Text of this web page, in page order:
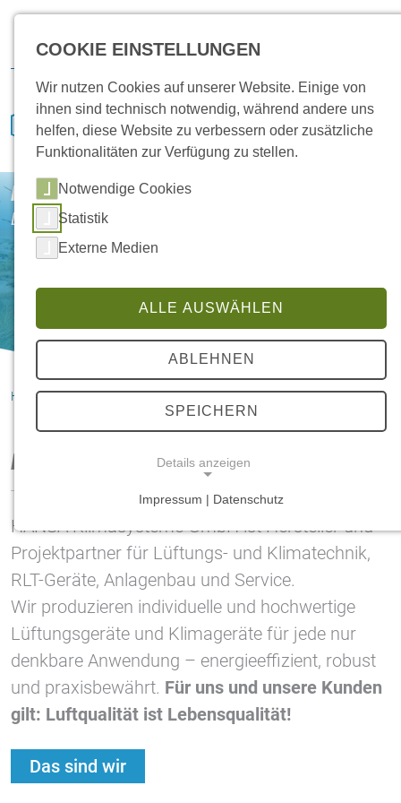
Downloads
HANSA Klimasysteme
Damit das Klima stimmt
HANSA Klimasysteme im Saterland
HANSA Klimasysteme im Saterland
HANSA Klimasysteme GmbH ist Hersteller und
Projektpartner für Lüftungs- und Klimatechnik,
RLT-Geräte, Anlagenbau und Service.
Wir produzieren individuelle und hochwertige
Lüftungsgeräte und Klimageräte für jede nur
denkbare Anwendung – energieeffizient, robust
und praxisbewährt. Für uns und unsere Kunden
gilt: Luftqualität ist Lebensqualität!
Das sind wir
COOKIE EINSTELLUNGEN
Wir nutzen Cookies auf unserer Website. Einige von
ihnen sind technisch notwendig, während andere uns
helfen, diese Website zu verbessern oder zusätzliche
Funktionalitäten zur Verfügung zu stellen.
Notwendige Cookies
Statistik
Externe Medien
ALLE AUSWÄHLEN
ABLEHNEN
SPEICHERN
Details anzeigen
Funktionen und sind für die einwandfreie Funktion
der Website erforderlich.
Einverständnis-Cookie
Name:
cookie_consent
Zweck:
Impressum | Datenschutz